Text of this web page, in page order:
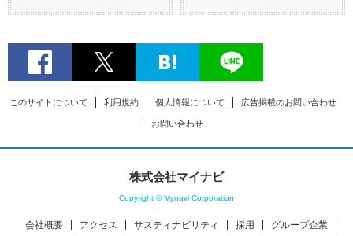
このサイトについて 利用規約 個人情報について 広告掲載のお問い合わせ
お問い合わせ
株式会社マイナビ
Copyright © Mynavi Corporation
会社概要 アクセス サスティナビリティ 採用 グループ企業